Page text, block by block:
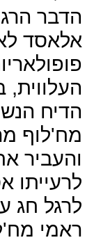
הדבר
אלאסד
הדיח
מח'לוף
והעביר
לרעייתו
לרגל חג
ראמי